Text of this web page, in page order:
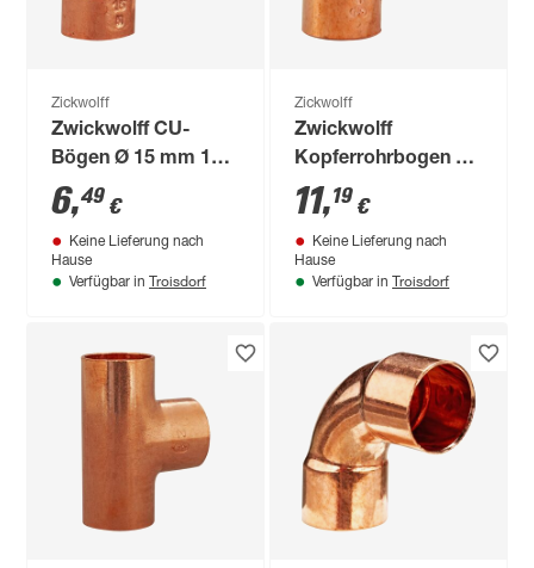
Zickwolff
Zwickwolff CU-
Bögen Ø 15 mm 10
Stück
6,49 €
Keine Lieferung nach
Hause
Verfügbar in Troisdorf
Zickwolff
Zwickwolff
Kopferrohrbogen Ø
18 mm 10 Stück
11,19 €
Keine Lieferung nach
Hause
Verfügbar in Troisdorf